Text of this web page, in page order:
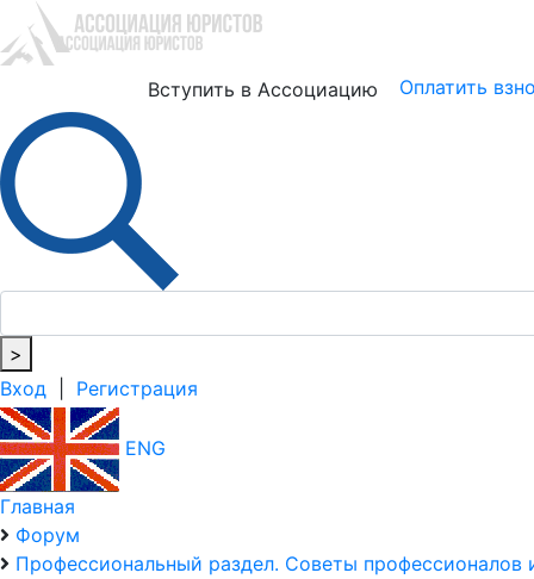
Вступить в Ассоциацию Оплатить
>
Вход
Регистрация
ENG
Главная
Форум
Профессиональный раздел. Советы